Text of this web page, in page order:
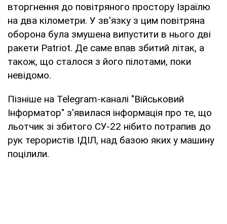
вторгнення до повітряного простору Ізраїлю
на два кілометри. У зв'язку з цим повітряна
оборона була змушена випустити в нього дві
ракети Patriot. Де саме впав збитий літак, а
також, що сталося з його пілотами, поки
невідомо.
Пізніше на Telegram-каналі "Військовий
Інформатор" з'явилася інформація про те, що
льотчик зі збитого СУ-22 нібито потрапив до
рук терористів ІДІЛ, над базою яких у машину
поцілили.